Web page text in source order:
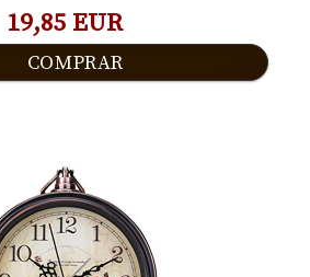
19,85 EUR
COMPRAR